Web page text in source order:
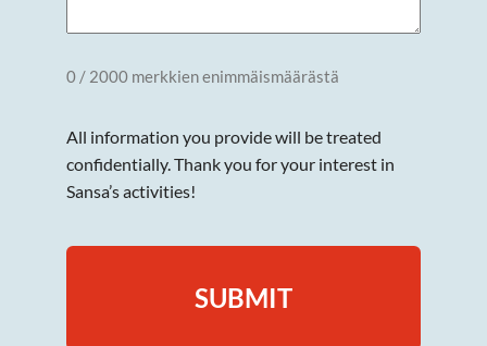
0 / 2000 merkkien enimmäismäärästä
All information you provide will be treated
confidentially. Thank you for your interest in
Sansa’s activities!